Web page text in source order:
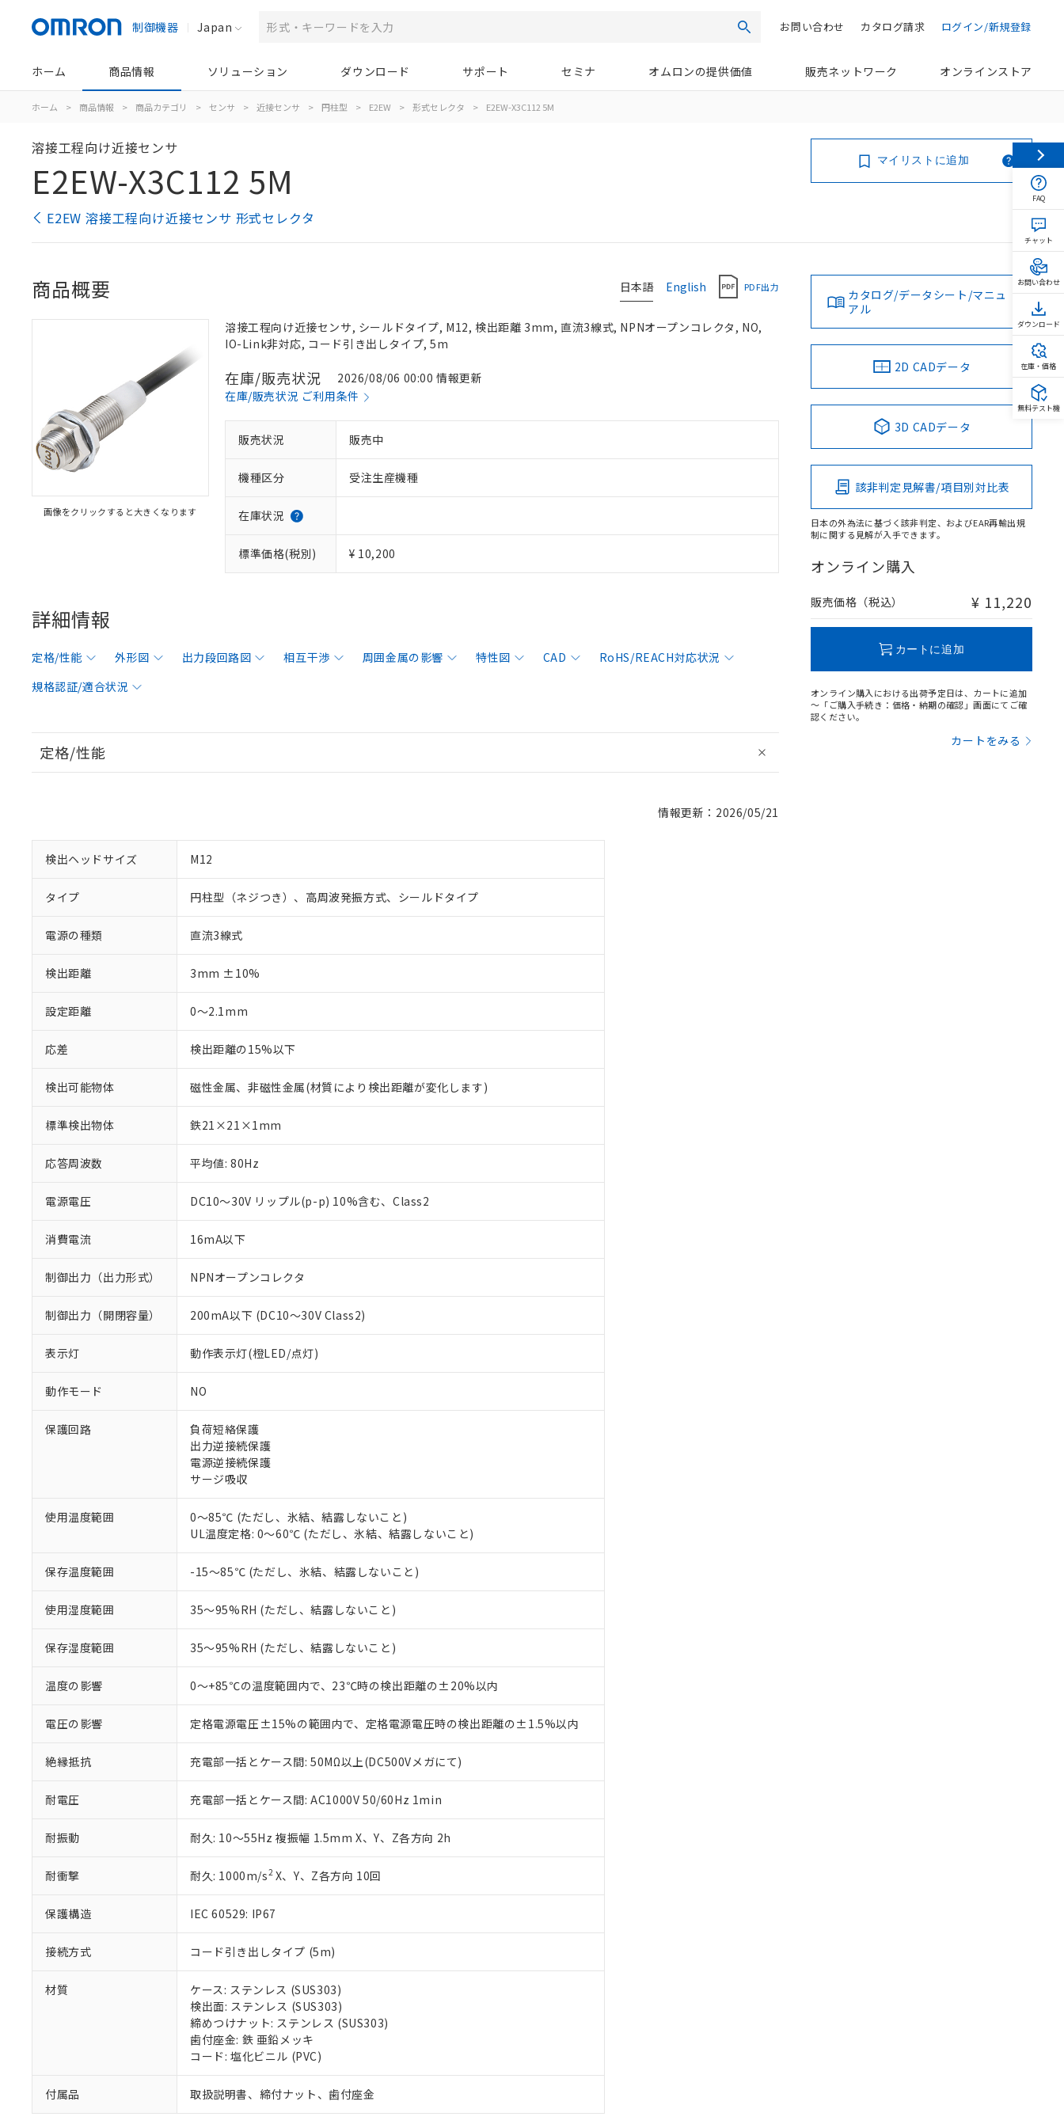
制御機器 Japan 検索 ログイン/新規登録
カタログ請求
お問い合わせ
ホーム 商品情報 ソリューション ダウンロード サポート セミナ オムロンの提供価値 販売ネットワーク オンラインストア
ホーム > 商品情報 > 商品カテゴリ > センサ > 近接センサ > 円柱型 > E2EW > 形式セレクタ > E2EW-X3C112 5M
溶接工程向け近接センサ
E2EW-X3C112 5M
E2EW 溶接工程向け近接センサ 形式セレクタ
マイリストに追加
日本語 English PDF出力
商品概要
画像をクリックすると大きくなります
溶接工程向け近接センサ, シールドタイプ, M12, 検出距離 3mm, 直流3線式, NPNオープンコレクタ, NO,
IO-Link非対応, コード引き出しタイプ, 5m
在庫/販売状況
2026/08/06 00:00 情報更新
在庫/販売状況 ご利用条件
販売状況 販売中
機種区分 受注生産機種
在庫状況
標準価格(税別) ¥ 10,200
詳細情報
定格/性能 外形図 出力段回路図 相互干渉 周囲金属の影響 特性図 CAD
RoHS/REACH対応状況
規格認証/適合状況
定格/性能
情報更新：2026/05/21
検出ヘッドサイズ M12
タイプ 円柱型（ネジつき）、高周波発振方式、シールドタイプ
電源の種類 直流3線式
検出距離 3mm ±10%
設定距離 0～2.1mm
応差 検出距離の15%以下
検出可能物体 磁性金属、非磁性金属(材質により検出距離が変化します)
標準検出物体 鉄21×21×1mm
応答周波数 平均値: 80Hz
電源電圧 DC10～30V リップル(p-p) 10%含む、Class2
消費電流 16mA以下
制御出力（出力形式） NPNオープンコレクタ
制御出力（開閉容量） 200mA以下 (DC10～30V Class2)
表示灯 動作表示灯(橙LED/点灯)
動作モード NO
保護回路
負荷短絡保護
出力逆接続保護
電源逆接続保護
サージ吸収
使用温度範囲
0～85℃ (ただし、氷結、結露しないこと)
UL温度定格: 0～60℃ (ただし、氷結、結露しないこと)
保存温度範囲 -15～85℃ (ただし、氷結、結露しないこと)
使用湿度範囲 35～95%RH (ただし、結露しないこと)
保存湿度範囲 35～95%RH (ただし、結露しないこと)
温度の影響 0～+85℃の温度範囲内で、23℃時の検出距離の±20%以内
電圧の影響 定格電源電圧±15%の範囲内で、定格電源電圧時の検出距離の±1.5%以内
絶縁抵抗 充電部一括とケース間: 50MΩ以上(DC500Vメガにて)
耐電圧 充電部一括とケース間: AC1000V 50/60Hz 1min
耐振動 耐久: 10～55Hz 複振幅 1.5mm X、Y、Z各方向 2h
耐衝撃 耐久: 1000m/s2X、Y、Z各方向 10回
保護構造 IEC 60529: IP67
接続方式 コード引き出しタイプ (5m)
材質
ケース: ステンレス (SUS303)
検出面: ステンレス (SUS303)
締めつけナット: ステンレス (SUS303)
歯付座金: 鉄 亜鉛メッキ
コード: 塩化ビニル (PVC)
付属品 取扱説明書、締付ナット、歯付座金
カタログ/データシート/マニュ
アル
2D CADデータ
3D CADデータ
該非判定見解書/項目別対比表
日本の外為法に基づく該非判定、およびEAR再輸出規
制に関する見解が入手できます。
オンライン購入
販売価格（税込） ¥ 11,220
カートに追加
オンライン購入における出荷予定日は、カートに追加
～「ご購入手続き：価格・納期の確認」画面にてご確
認ください。
カートをみる
以下の条件をお読みいただき、同意のうえご利用ください。
当社制御機器事業取扱商品の中には、本サービスの対象外となる商品もあることをご了承ください。
在庫状況および標準価格照会結果は、記載している更新日時点での社内データに基づき作成されるも
のであり、閲覧された時点での実際の在庫および標準価格とは異なる場合があることをご了承くださ
正式な納期状況および標準価格はお客様のお取引先、またはお客様担当のオムロン制御機器販売店・
当社販売員にご相談ください。
在庫状況および標準価格結果を当社の事前の承諾なく第三者に漏洩または開示しないようお願いしま
す。
マイパーツ機能（部品リスト作成サービス）をご利用いただくには、I-Webメンバーズにご登録され
ている必要があります。
お客様が当ウェブサイト上で当社にご登録された部品リストについて、当社および当社の共同利用者
※当社の共同利用者とは、"個人情報の共同利用に関して"
いる法人を指します。
※1 対応状況
対応済み：EU RoHS指令（10物質）の非含有に対応した製品が提供可能な商品です。
対応予定：EU RoHS指令（10物質）の非含有に対応した製品に切り替える予定のある商品です。
対応予定なし：EU RoHS指令（10物質）の非含有に非対応の商品で、対応品を出す予定はありません。
仕入先様の事情により、非含有部品としていたものが、含有品と判明した場合などやむを得ず変更すること
があります。
*EU RoHS指令（10物質）：
フタル酸ビス(2-エチルヘキシル) (DEHP)(別名：DOP) 1000ppm以下、フタル酸ブチルベンジル（BBP） 1000ppm以下、フタル酸ジブチ
ル（DBP） 1000ppm以下、フタル酸ジイソブチル (DIBP) 1000ppm以下
但し、RoHS指令で産業用監視および制御機器に対する適用除外項目は除く。
フタル酸エステル類の４物質については閾値を超える意図的な使用がないことを確認しています。
※2 対応予定月
部品在庫の切り替え状況などにより、予定月が前後することがあります。
※3 非含有証明書ダウンロード
下記の非含有証明書をダウンロードすることができます。
51物質の非含有証明書（当社基準）
※本証明書は発行日時点で非含有を証明するもので、過去に遡って非含有を証明するものではありません。
また、RoHS指令のフタル酸エステル類４物質の対応では、対応完了までの期間は出荷製品に未対応品が
混在することから備考欄に対応日を記載しておりました。
既に当社にて対応品への在庫切替を完了していることから、特段のことがない限り、2022年1月12日よ
り割愛しております。
※1 中国RoHS○×表
「○」：最大均質材料含有率が中国RoHSの基準値以下であることを示します。
「×」：最大均質材料含有率が中国RoHSの基準値を超えていることを示します。
Pb(鉛) :1000ppm、 Hg(水銀) : 1000ppm、 Cd(カドミウム) : 100ppm、
Cr(Ⅵ)(六価クロム) : 1000ppm、 PBBs(ポリ臭化ビフェニル類) : 1000ppm、 PBDEs(ポリ臭化ジフェニルエーテル類) : 1000ppm、
DBP(フタル酸ジブチル) : 1000ppm、 DIBP(フタル酸ジイソブチル) : 1000ppm、 BBP(フタル酸ブチルベンジル) : 1000ppm、
DEHP(フタル酸ビス(2-エチルヘキシル)) : 1000ppm
※2 環境保護使用期限
「10」：通常の使用状況下において有害物質が外部に漏えいし、環境に深刻な影響を及ぼさない年数を意
味します。
「－」：未確認です。当社販売部門へお問い合わせください。
などの必要な手続きをとります。
当社は規制貨物を破棄する場合は、完全に破砕するなど、違法に輸出されないよう必要な手段を講じ
ます。
当社は貴社製品を、核兵器、ミサイル、化学兵器、生物兵器またはその他武器並びにこれらの製造装
置等に一切使用いたしません。
当社は、貴社製品を第三者に販売する場合は、上記1、2および3の内容を当該第三者に通知します。
たしません。
一定数以上の在庫あり
△ 一定数には満たないが在庫あり
－
在庫なし(最新の在庫状況については、お客様のお取引先、またはお客様担当のオムロン制御
白
FAQ
チャット
お問い合わせ
ダウンロード
在庫・価格
無料テスト機